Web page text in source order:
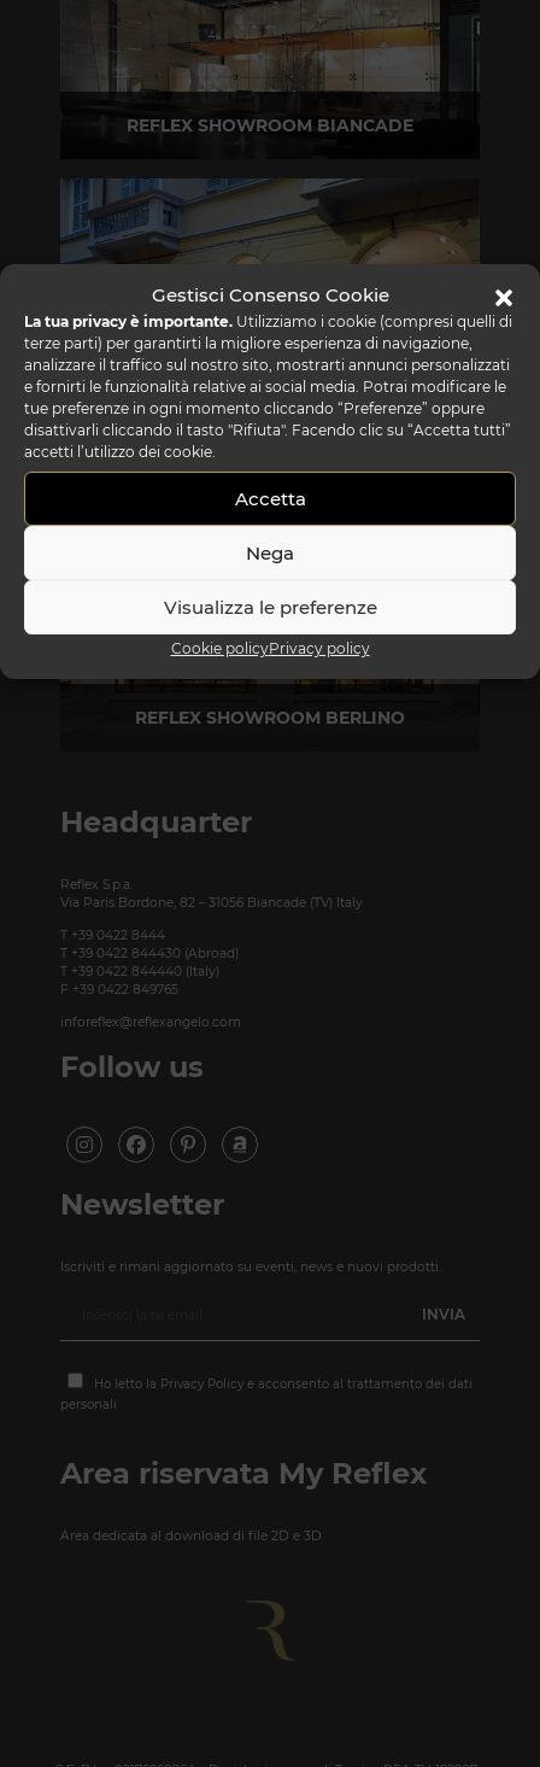
Gestisci Consenso Cookie
La tua privacy è importante. Utilizziamo i cookie (compresi quelli di
terze parti) per garantirti la migliore esperienza di navigazione,
analizzare il traffico sul nostro sito, mostrarti annunci personalizzati
e fornirti le funzionalità relative ai social media. Potrai modificare le
tue preferenze in ogni momento cliccando “Preferenze” oppure
disattivarli cliccando il tasto "Rifiuta". Facendo clic su “Accetta tutti”
accetti l’utilizzo dei cookie.
Accetta
Nega
Visualizza le preferenze
Cookie policyPrivacy policy
REFLEX SHOWROOM BIANCADE
T +39 0422 849201
REFLEX SHOWROOM MILANO
T +39 02 80582955
REFLEX SHOWROOM BERLINO
Headquarter
Reflex S.p.a.
Via Paris Bordone, 82 – 31056 Biancade (TV) Italy
T +39 0422 8444
T +39 0422 844430 (Abroad)
T +39 0422 844440 (Italy)
F +39 0422 849765
inforeflex@reflexangelo.com
Follow us
Newsletter
Iscriviti e rimani aggiornato su eventi, news e nuovi prodotti.
Ho letto la Privacy Policy e acconsento al trattamento dei dati
personali
Area riservata My Reflex
Area dedicata al download di file 2D e 3D